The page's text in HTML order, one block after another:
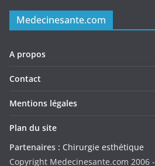
Medecinesante.com
A propos
Contact
Mentions légales
Plan du site
Partenaires : Chirurgie esthétique
Copyright Medecinesante.com 2006 -